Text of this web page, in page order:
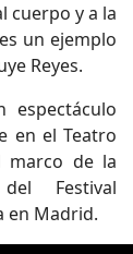
cuerpo y a la
un ejemplo
Reyes.
espectáculo
en el Teatro
marco de la
Festival
en Madrid.